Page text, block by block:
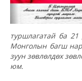
туршлагатай ба
Монголын багш
зуун зөвлөлдөх
юм.